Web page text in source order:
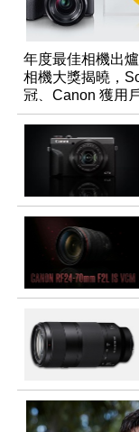
年度最佳相機出
相機大獎揭曉，
冠、Canon 獲用